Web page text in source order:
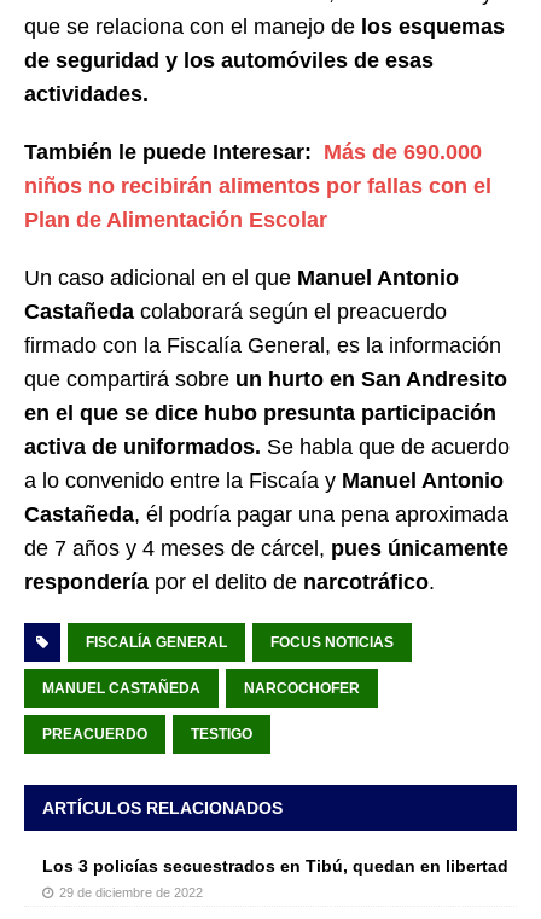
que se relaciona con el manejo de los esquemas
de seguridad y los automóviles de esas
actividades.
También le puede Interesar: Más de 690.000
niños no recibirán alimentos por fallas con el
Plan de Alimentación Escolar
Un caso adicional en el que Manuel Antonio
Castañeda colaborará según el preacuerdo
firmado con la Fiscalía General, es la información
que compartirá sobre un hurto en San Andresito
en el que se dice hubo presunta participación
activa de uniformados. Se habla que de acuerdo
a lo convenido entre la Fiscaía y Manuel Antonio
Castañeda, él podría pagar una pena aproximada
de 7 años y 4 meses de cárcel, pues únicamente
respondería por el delito de narcotráfico.
FISCALÍA GENERAL FOCUS NOTICIAS
MANUEL CASTAÑEDA NARCOCHOFER
PREACUERDO TESTIGO
ARTÍCULOS RELACIONADOS
Los 3 policías secuestrados en Tibú, quedan en libertad
29 de diciembre de 2022